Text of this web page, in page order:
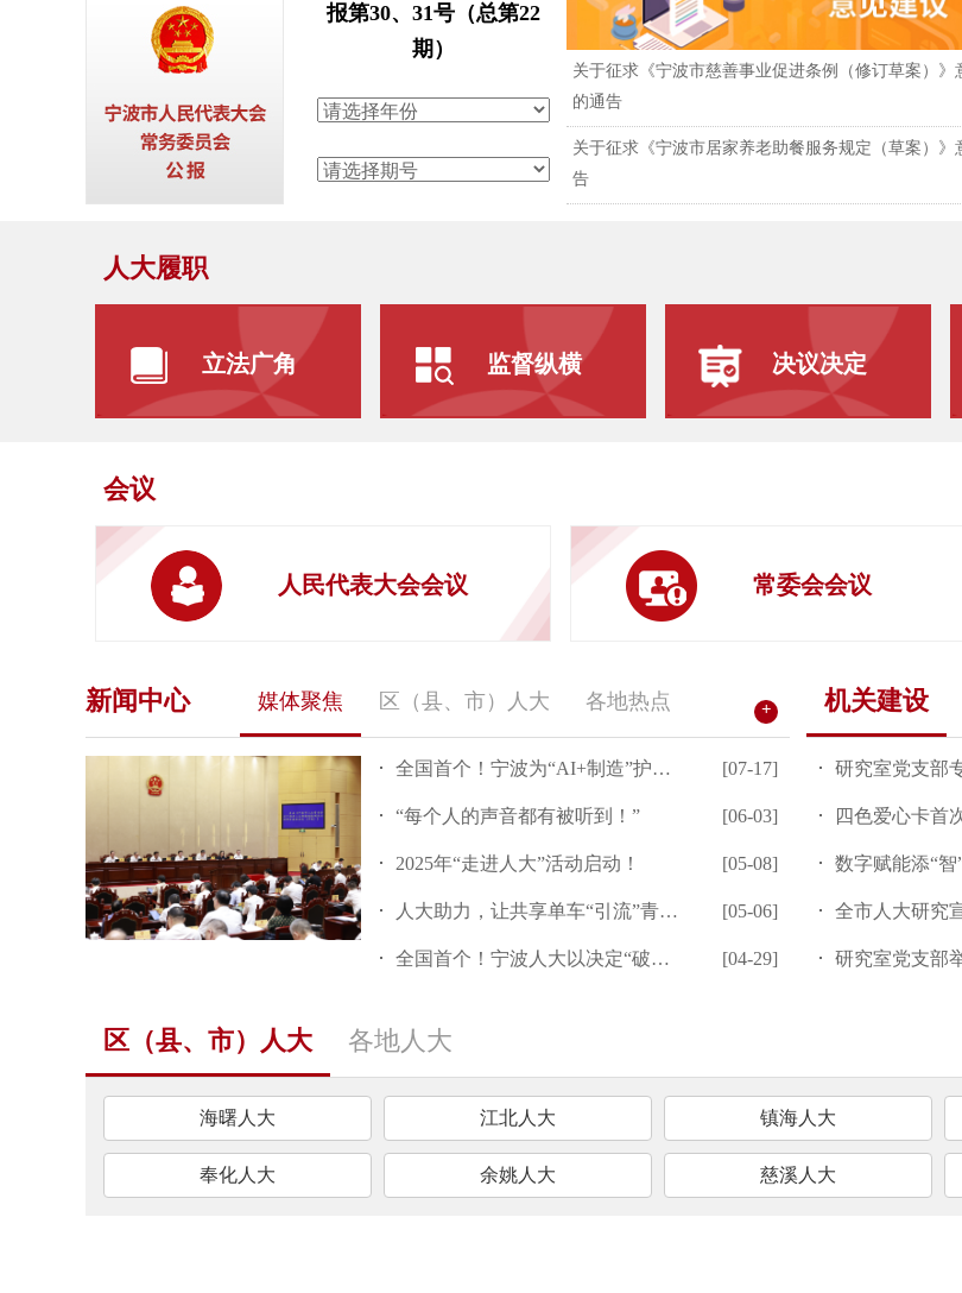
报第30、31号（总第22
期）
关于征求《宁波市慈善事业促进条例（修订草案）》
的通告
关于征求《宁波市居家养老助餐服务规定（草案）》
告
人大履职
立法广角 监督纵横 决议决定
会议
人民代表大会会议 常委会会议
新闻中心 媒体聚焦 区（县、市）人大 各地热点 +
全国首个！宁波为“AI+制造”护航，... [07-17]
“每个人的声音都有被听到！” [06-03]
2025年“走进人大”活动启动！ [05-08]
人大助力，让共享单车“引流”青春力量 [05-06]
全国首个！宁波人大以决定“破题”涉外... [04-29]
慈溪市人大：孙百
余姚市人大：张
奉化区人大：切实
鄞州区人大：杨慧
北仑区人大：“聚焦
机关建设
研究室党支部专题学
四色爱心卡首次
数字赋能添“
全市人大研究
研究室党支部
区（县、市）人大 各地人大
海曙人大 江北人大 镇海人大
奉化人大 余姚人大 慈溪人大